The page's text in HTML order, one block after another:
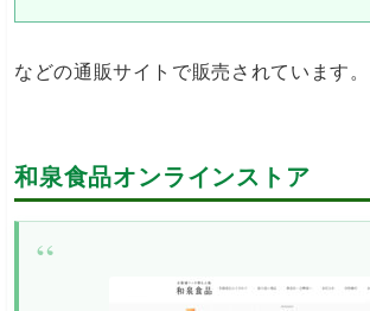
などの通販サイトで販売されています。
和泉食品オンラインストア